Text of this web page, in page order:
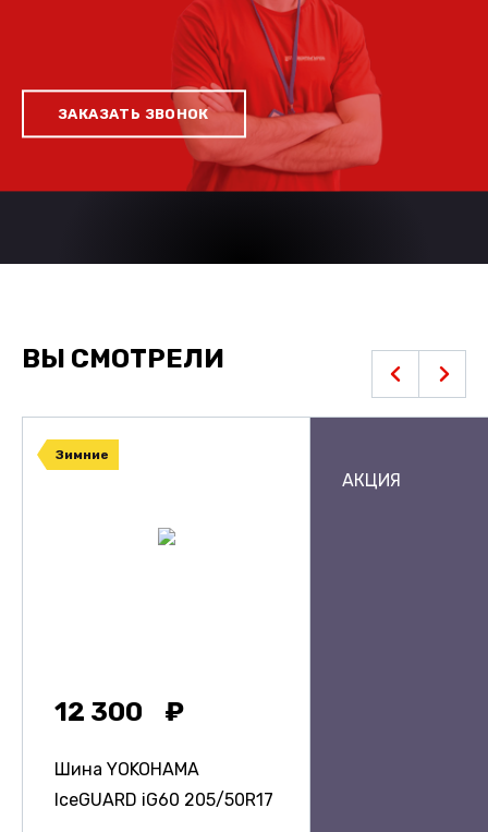
ЗАКАЗАТЬ ЗВОНОК
ВЫ СМОТРЕЛИ
Зимние
12 300
Шина YOKOHAMA
IceGUARD iG60 205/50R17
АКЦИЯ